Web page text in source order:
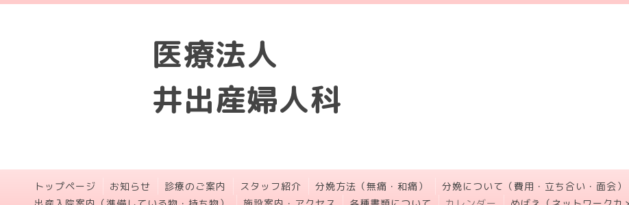
医療法人
井出産婦人科
トップページ お知らせ 診療のご案内 スタッフ紹介 分娩方法（無痛・和痛） 分娩について（費用・立ち合い・面会）